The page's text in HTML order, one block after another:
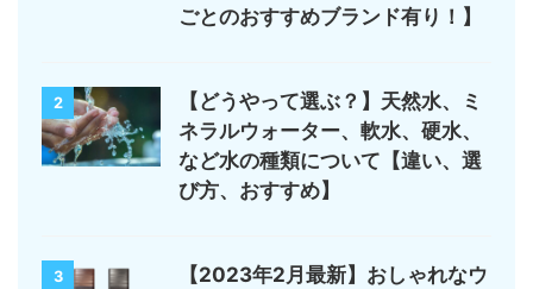
ごとのおすすめブランド有り！】
2
【どうやって選ぶ？】天然水、ミ
ネラルウォーター、軟水、硬水、
など水の種類について【違い、選
び方、おすすめ】
3
【2023年2月最新】おしゃれなウ